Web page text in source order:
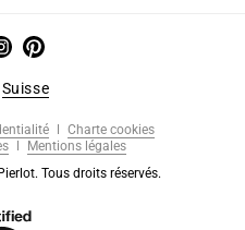
Suisse
Charte cookies
Mentions légales
Tous droits réservés.